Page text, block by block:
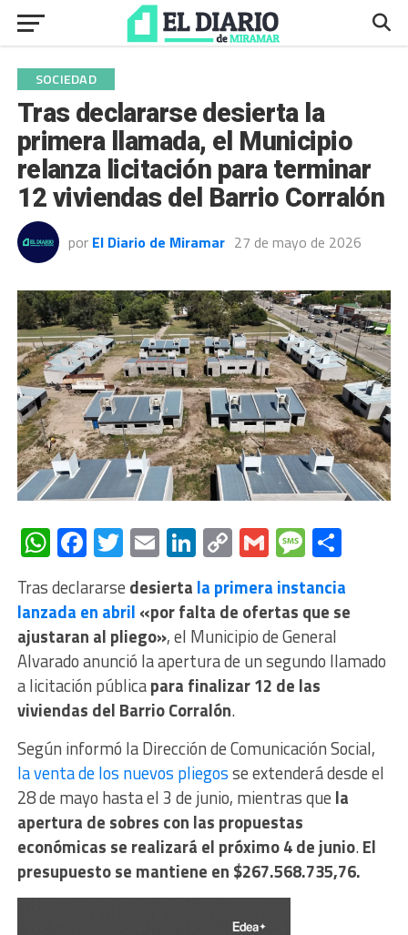
SOCIEDAD
Tras declararse desierta la
primera llamada, el Municipio
relanza licitación para terminar
12 viviendas del Barrio Corralón
por El Diario de Miramar 27 de mayo de 2026
WhatsApp
Facebook
Twitter
EmailLinkedIn
Copy
Link
Gmail
Tras declararse desierta la primera instancia
lanzada en abril «por falta de ofertas que se
ajustaran al pliego», el Municipio de General
Alvarado anunció la apertura de un segundo llamado
a licitación públicapara finalizar 12 de las
viviendas del Barrio Corralón.
Según informó la Dirección de Comunicación Social,
la venta de los nuevos pliegosse extenderá desde el
28 de mayo hasta el 3 de junio, mientras que la
apertura de sobres con las propuestas
económicas se realizará el próximo 4 de junio.El
presupuesto se mantiene en $267.568.735,76.